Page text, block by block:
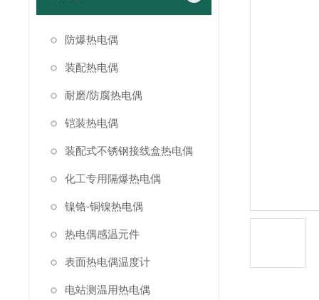
防爆热电偶
装配热电偶
耐磨/防腐热电偶
铠装热电偶
装配式不锈钢接线盒热电偶
化工专用隔爆热电偶
镍铬-铜镍热电偶
热电偶感温元件
表面热电偶温度计
电站测温用热电偶